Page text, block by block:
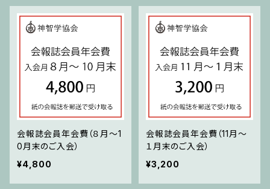
会報誌会員年会費（８月～1
0月末のご入会）
¥4,800
会報誌会員年会費（11月～
１月末のご入会）
¥3,200